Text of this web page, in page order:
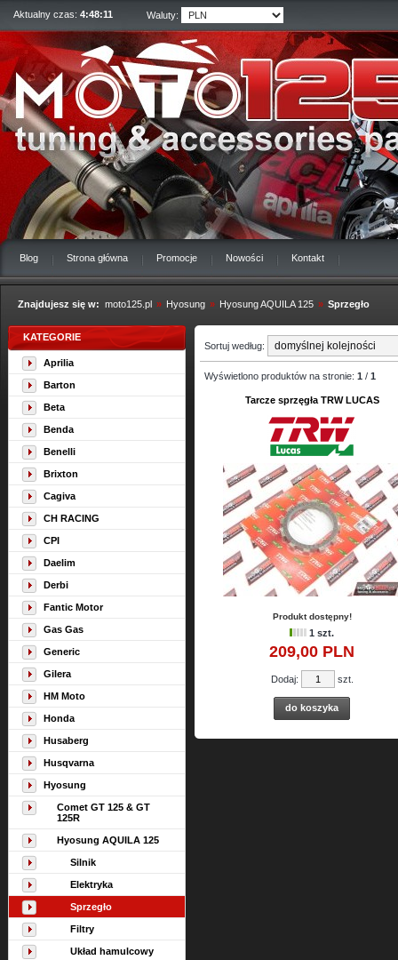
Aktualny czas: 4:48:12 Waluty:
Blog Strona główna Promocje Nowości Kontakt
Znajdujesz się w: moto125.pl » Hyosung » Hyosung AQUILA 125 » Sprzegło
KATEGORIE
Aprilia
Barton
Beta
Benda
Benelli
Brixton
Cagiva
CH RACING
CPI
Daelim
Derbi
Fantic Motor
Gas Gas
Generic
Gilera
HM Moto
Honda
Husaberg
Husqvarna
Hyosung
Comet GT 125 & GT
125R
Hyosung AQUILA 125
Silnik
Elektryka
Sprzegło
Filtry
Układ hamulcowy
Sortuj według:
Wyświetlono produktów na stronie: 1 / 1
Tarcze sprzęgła TRW LUCAS
Produkt dostępny!
1 szt.
209,00 PLN
Dodaj: szt.
do koszyka